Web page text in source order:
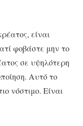
είναι
φοβάστε μην το
σε υψηλότερη
Αυτό το
νόστιμο. Είναι